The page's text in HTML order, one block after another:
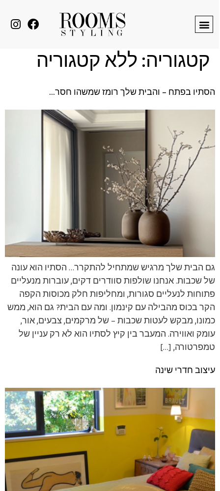
קטגוריה:ללא קטגוריה
הסתיו בפתח – והבית שלך רומז שמשהו חסר…
גם הבית שלך מרגיש שמתחיל להתקרר… הסתיו הוא עונה
של שכבות. אנחנו שולפות סוודרים דקים, עוברות מנעליים
פתוחות לנעליים סגורות, ומחליפות חלק מכוסות הקפה
הקר בכוס מהבילה עם קינמון. ומה עם הבית? גם הוא, ממש
כמונו, מבקש לעטות שכבות – של מרקמים, צבעים, אור,
עומק ואווירה. המעבר בין קיץ לסתיו הוא לא רק עניין של
טמפרטורה, […]
עיצוב חדרי שינה